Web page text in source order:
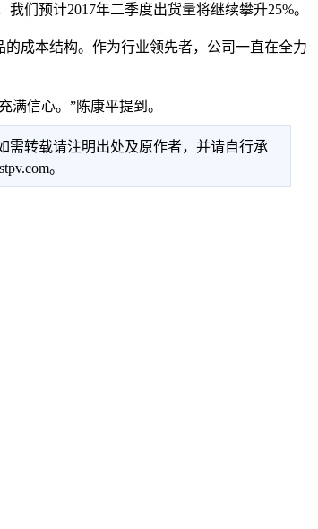
们预计2017年二季度出货量将继续攀升25%。
成本结构。作为行业领先者，公司一直在全力
信心。”陈康平提到。
需转载请注明出处及原作者，并请自行承
。